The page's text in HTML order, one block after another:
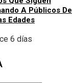
A Públicos De
Edades
6 días